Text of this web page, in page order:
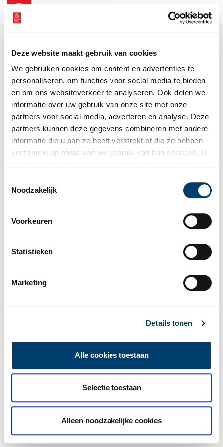
Deze website maakt gebruik van cookies
We gebruiken cookies om content en advertenties te
personaliseren, om functies voor social media te bieden
en om ons websiteverkeer te analyseren. Ook delen we
informatie over uw gebruik van onze site met onze
partners voor social media, adverteren en analyse. Deze
partners kunnen deze gegevens combineren met andere
informatie die u aan ze heeft verstrekt of die ze hebben
verzameld op basis van uw gebruik van hun services. U
Noodzakelijk
Voorkeuren
Statistieken
Marketing
Details tonen
Alle cookies toestaan
Selectie toestaan
Alleen noodzakelijke cookies